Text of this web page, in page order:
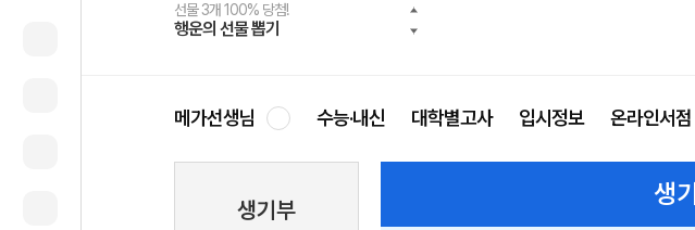
선물 3개 100% 당첨!
행운의 선물 뽑기
선물 100% 증정!
메가스터디 X 올리브
여름방학 스터디 캐시백
메가런 썸머스쿨
2027 러셀 단과
강사 공개선발
스마트러닝앱
설문 EVENT
메가패스
3일 무료 체험권
메가패스 수강생 무료혜택!
메가클럽 멤버십
사회공헌 캠페인
희망이룸 메가나눔
메가선생님 수능·내신 대학별고사 입시정보 온라인서점
생기부
생